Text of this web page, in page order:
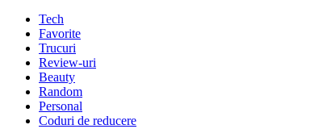
Tech
Favorite
Trucuri
Review-uri
Beauty
Random
Personal
Coduri de reducere